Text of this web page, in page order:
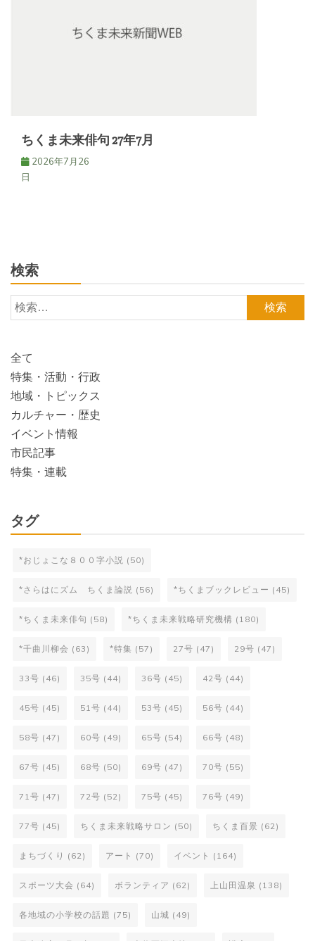
ちくま未来俳句 27年7月
2026年7月26
日
検索
検
索:
全て
特集・活動・行政
地域・トピックス
カルチャー・歴史
イベント情報
市民記事
特集・連載
タグ
*おじょこな８００字小説 (50)
*さらはにズム ちくま論説 (56) *ちくまブックレビュー (45)
*ちくま未来俳句 (58) *ちくま未来戦略研究機構 (180)
*千曲川柳会 (63) *特集 (57) 27号 (47) 29号 (47)
33号 (46) 35号 (44) 36号 (45) 42号 (44)
45号 (45) 51号 (44) 53号 (45) 56号 (44)
58号 (47) 60号 (49) 65号 (54) 66号 (48)
67号 (45) 68号 (50) 69号 (47) 70号 (55)
71号 (47) 72号 (52) 75号 (45) 76号 (49)
77号 (45) ちくま未来戦略サロン (50) ちくま百景 (62)
まちづくり (62) アート (70) イベント (164)
スポーツ大会 (64) ボランティア (62) 上山田温泉 (138)
各地域の小学校の話題 (75) 山城 (49)